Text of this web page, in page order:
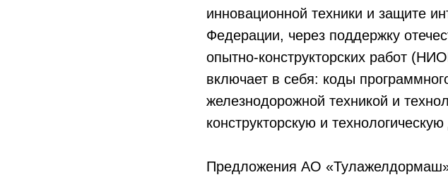
инновационной техники и защите
Федерации, через поддержку
опытно-конструкторских работ
включает в себя: коды
железнодорожной техникой и
конструкторскую и
Предложения АО